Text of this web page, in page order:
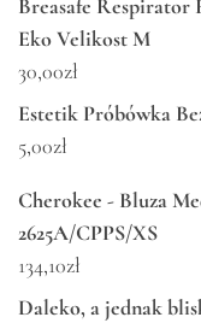
Breasafe Respirator
Eko Velikost M
30,00zł
Estetik Próbówka
5,00zł
Cherokee - Bluza
2625A/CPPS/XS
134,10zł
Daleko, a jednak